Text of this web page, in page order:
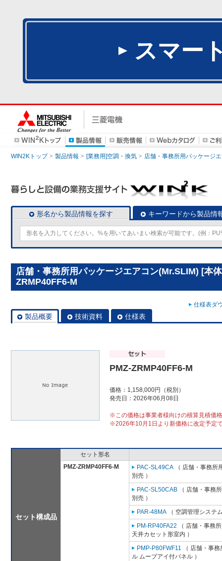
スマー
WIN2Kトップ 製品情報 [業務用]空調・換気 店舗・事務所用パッケージ
形名から製品情報を探す キーワードから製品情
店舗・事務所用パッケージエアコン(Mr.SLIM) [本
ZRMP40FF6-M
仕様表ダ
製品概要 技術資料 仕様表
PMZ-ZRMP40FF6-M
価格：1,158,000円（税別）
発売日：2026年06月08日
※この価格は事業者様向けの積算見積価
※2026年10月1日より新価格に改定予定
セット構成品
セット形名
PMZ-ZRMP40FF6-M
PAC-SL49CA （ 店舗・事務所
別売 ）
PAC-SL50CAB （ 店舗・事務
別売 ）
PAR-48MA （ 空調管理システ
PM-RP40FA22 （ 店舗・事務
天井カセット形室内 ）
PMP-P80FWF11 （ 店舗・事
ル ムーブアイ付パネル ）